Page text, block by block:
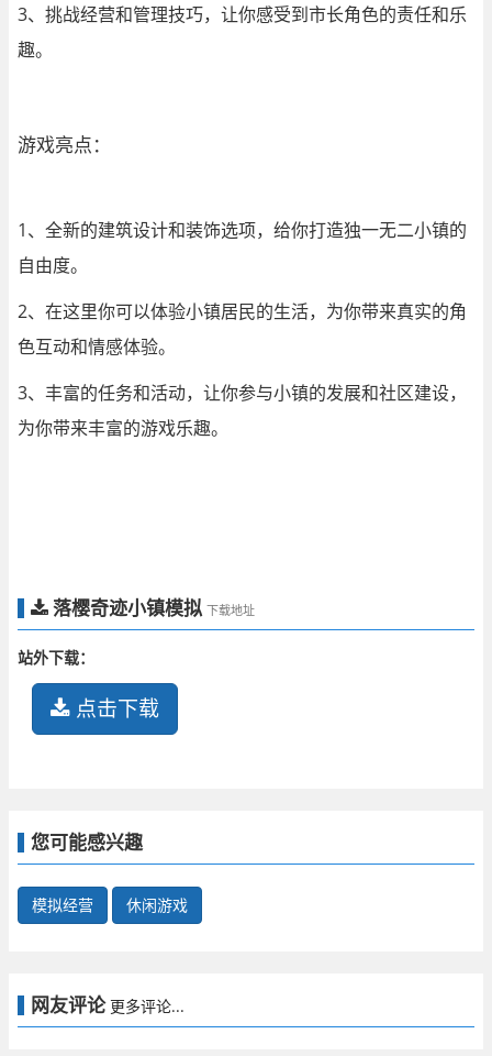
3、挑战经营和管理技巧，让你感受到市长角色的责任和乐
趣。
游戏亮点：
1、全新的建筑设计和装饰选项，给你打造独一无二小镇的
自由度。
2、在这里你可以体验小镇居民的生活，为你带来真实的角
色互动和情感体验。
3、丰富的任务和活动，让你参与小镇的发展和社区建设，
为你带来丰富的游戏乐趣。
落樱奇迹小镇模拟 下载地址
站外下载：
点击下载
您可能感兴趣
模拟经营 休闲游戏
网友评论 更多评论...